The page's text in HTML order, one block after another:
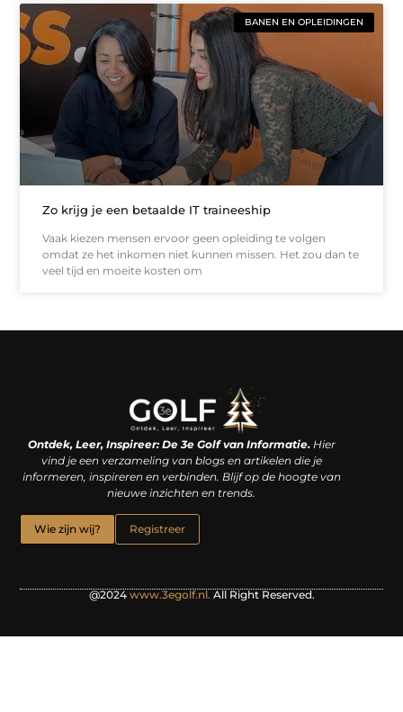
BANEN EN OPLEIDINGEN
Zo krijg je een betaalde IT traineeship
Vaak kiezen mensen ervoor geen opleiding te volgen
omdat ze het inkomen niet kunnen missen. Het zou dan te
veel tijd en moeite kosten om
Ontdek, Leer, Inspireer: De 3e Golf van Informatie.Hier
vind je een verzameling van blogs en artikelen die je
informeren, inspireren en verbinden. Blijf op de hoogte van
nieuwe inzichten en trends.
Wie zijn wij? Registreer
@2024www.3egolf.nl.All Right Reserved.